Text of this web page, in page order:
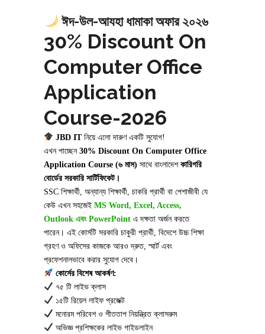
ঈদ-উল-আযহা ধামাকা অফার ২০২৬
30% Discount On
Computer Office
Application
Course-2026
JBD ITনিয়ে এলো দারুণ একটি সুযোগ!
এখন পাচ্ছেন 30% Discount On Computer Office
Application Course (৬ মাস) সাথে বাংলাদেশ কারিগরি
বোর্ডের সরকারি সার্টিফিকেট।
SSC শিক্ষার্থী, অন্যান্য শিক্ষার্থী, চাকরি প্রার্থী বা পেশাজীবী যে
কেউ এখন সহজেই MS Word, Excel, Access,
Outlook এবং PowerPoint এ দক্ষতা অর্জন করতে
পারেন। এই কোর্সটি সরকারি চাকুরী প্রার্থী, বিদেশে উচ্চ শিক্ষা
গ্রহণ ও অফিসের কাজকে আরও দ্রুত, স্মার্ট এবং
প্রফেশনালভাবে করার সুযোগ দেবে।
কোর্সের বিশেষ আকর্ষণ:
৭৫ টি লাইভ ক্লাস
১৫টি রিয়েল লাইফ প্রজেক্ট
মনোরম পরিবেশ ও শীততাপ নিয়ন্ত্রিত ক্লাসরুম
অভিজ্ঞ প্রশিক্ষকের লাইভ গাইডলাইন